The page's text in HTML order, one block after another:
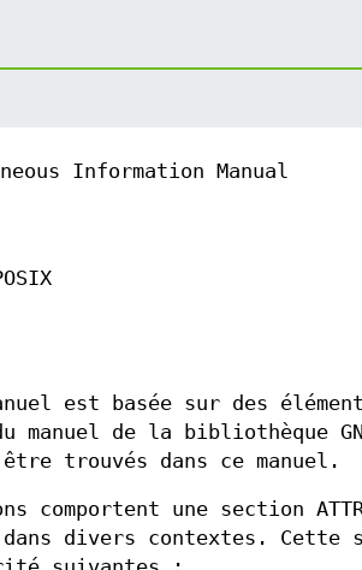
Information Manual
est basée sur des
manuel de la bibliothèque
trouvés dans ce manuel.
comportent une section
divers contextes. Cette